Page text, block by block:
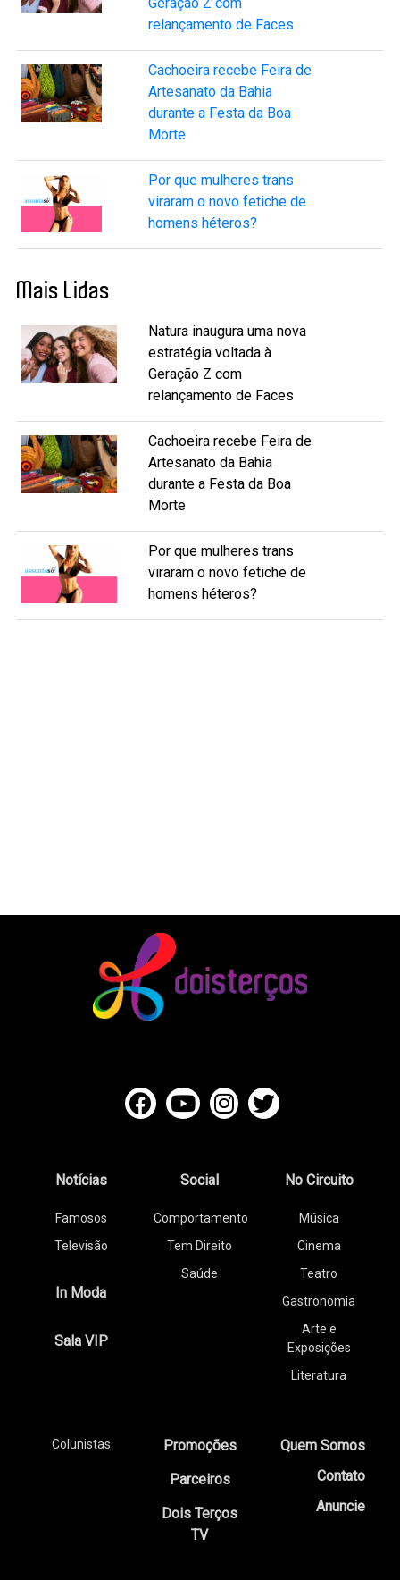
relançamento de Faces
Cachoeira recebe Feira de
Artesanato da Bahia
durante a Festa da Boa
Morte
Por que mulheres trans
viraram o novo fetiche de
homens héteros?
Mais Lidas
Natura inaugura uma nova
estratégia voltada à
Geração Z com
relançamento de Faces
Cachoeira recebe Feira de
Artesanato da Bahia
durante a Festa da Boa
Morte
Por que mulheres trans
viraram o novo fetiche de
homens héteros?
Notícias
Famosos
Televisão
In Moda
Sala VIP
Social
Comportamento
Tem Direito
Saúde
No Circuito
Música
Cinema
Teatro
Gastronomia
Arte e
Exposições
Literatura
Colunistas
Promoções
Parceiros
Dois Terços
TV
Quem Somos
Contato
Anuncie